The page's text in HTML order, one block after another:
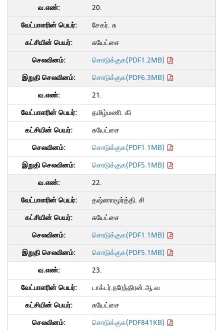
20.
சேகர். சு
சுயேட்சை
சொடுக்குக(PDF1.2MB)
சொடுக்குக(PDF6.3MB)
21.
தமிழ்மணி. கி
சுயேட்சை
சொடுக்குக(PDF1.1MB)
சொடுக்குக(PDF5.1MB)
22.
தஷ்ணாமூர்த்தி. சி
சுயேட்சை
சொடுக்குக(PDF1.1MB)
சொடுக்குக(PDF5.1MB)
23.
டாக்டர்.நரேந்திரன்.ஆ.வ
சுயேட்சை
சொடுக்குக(PDF841KB)